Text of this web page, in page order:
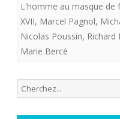
OUBLIEE
MAIS
DES
L'homme au masque de
XVII, Marcel Pagnol,
Nicolas Poussin, Richard
Marie Bercé
Recherche
pour: